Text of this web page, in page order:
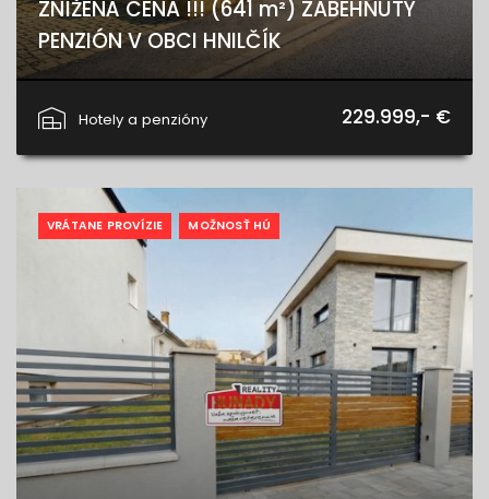
ZNÍŽENÁ CENA !!! (641 m²) ZABEHNUTÝ
PENZIÓN V OBCI HNILČÍK
Hotely a penzióny
229.999,- €
VRÁTANE PROVÍZIE MOŽNOSŤ HÚ